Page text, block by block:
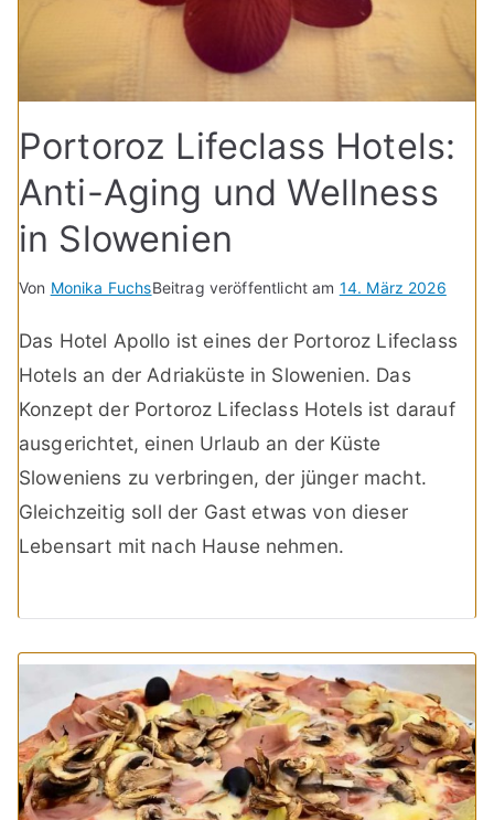
Portoroz Lifeclass Hotels:
Anti-Aging und Wellness
in Slowenien
Von Monika FuchsBeitrag veröffentlicht am 14. März 2026
Das Hotel Apollo ist eines der Portoroz Lifeclass
Hotels an der Adriaküste in Slowenien. Das
Konzept der Portoroz Lifeclass Hotels ist darauf
ausgerichtet, einen Urlaub an der Küste
Sloweniens zu verbringen, der jünger macht.
Gleichzeitig soll der Gast etwas von dieser
Lebensart mit nach Hause nehmen.